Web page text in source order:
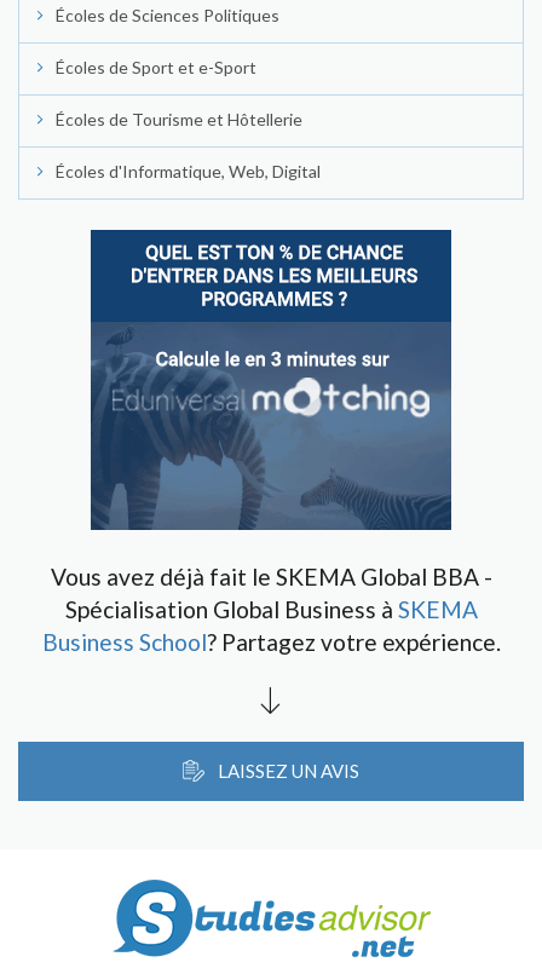
Écoles de Sciences Politiques
Écoles de Sport et e-Sport
Écoles de Tourisme et Hôtellerie
Écoles d'Informatique, Web, Digital
Vous avez déjà fait le SKEMA Global BBA -
Spécialisation Global Business à SKEMA
Business School? Partagez votre expérience.
LAISSEZ UN AVIS